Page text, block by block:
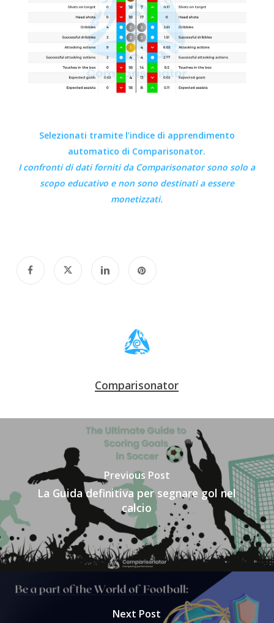
Selezionati tramite l’indice di apprendimento
automatico di Comparisonator.
I confronti di dati forniti da Comparisonatorsono solo a
scopo educativo e non sono destinati a essere
monetizzati.
Comparisonator
Previous Post
La Guida definitiva per segnare gol nel
calcio
Next Post